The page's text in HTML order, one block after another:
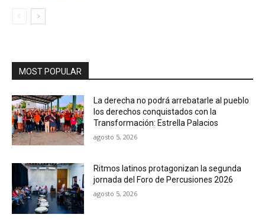
MOST POPULAR
La derecha no podrá arrebatarle al pueblo
los derechos conquistados con la
Transformación: Estrella Palacios
agosto 5, 2026
Ritmos latinos protagonizan la segunda
jornada del Foro de Percusiones 2026
agosto 5, 2026